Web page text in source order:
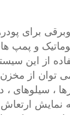
برای
و پمپ
از این
توان از
،
ارتعاش